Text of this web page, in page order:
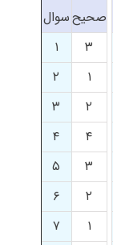
صحیحسوال
۳
۱
۱
۲
۲
۳
۴
۴
۳
۵
۲
۶
۱
۷